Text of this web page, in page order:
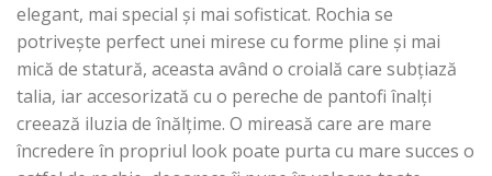
elegant, mai special și mai sofisticat. Rochia se
potrivește perfect unei mirese cu forme pline și mai
mică de statură, aceasta având o croială care subțiază
talia, iar accesorizată cu o pereche de pantofi înalți
creează iluzia de înălțime. O mireasă care are mare
încredere în propriul look poate purta cu mare succes o